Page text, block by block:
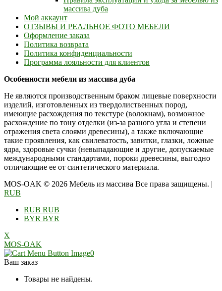
массива дуба
Мой аккаунт
ОТЗЫВЫ И РЕАЛЬНОЕ ФОТО МЕБЕЛИ
Оформление заказа
Политика возврата
Политика конфиденциальности
Программа лояльности для клиентов
Особенности мебели из массива дуба
Не являются производственным браком лицевые поверхности
изделий, изготовленных из твердолиственных пород,
имеющие расхождения по текстуре (волокнам), возможное
расхождение по тону отделки (из-за разного угла и степени
отражения света слоями древесины), а также включающие
такие проявления, как свилеватость, завитки, глазки, ложные
ядра, здоровые сучки (невыпадающие и другие, допускаемые
международными стандартами, пороки древесины, выгодно
отличающие ее от синтетического материала.
MOS-OAK © 2026 Мебель из массива Все права защищены. |
RUB
RUB RUB
BYR BYR
X
MOS-OAK
0
Ваш заказ
Товары не найдены.